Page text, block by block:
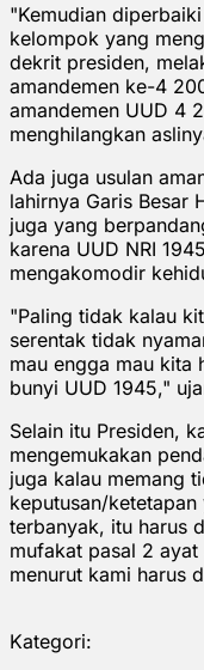
"Kemudian
kelompok yang
dekrit presiden,
amandemen ke-4
amandemen UUD 4
menghilangkan
Ada juga usulan
lahirnya Garis Besar
juga yang
karena UUD NRI
mengakomodir
"Paling tidak kalau
serentak tidak
mau engga mau kita
bunyi UUD 1945,"
Selain itu Presiden,
mengemukakan
juga kalau memang
keputusan/
terbanyak, itu harus
mufakat pasal 2
menurut kami harus
Kategori: